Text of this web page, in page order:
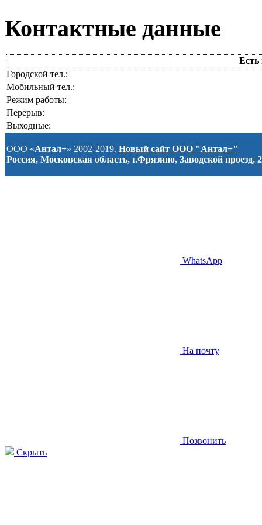
Контактные данные
Есть
Городской тел.:
Мобильный тел.:
Режим работы:
Перерыв:
Выходные:
ООО «Антал+» 2002-2019. Новый сайт ООО "Антал+"
Россия, Московская область, г.Фрязино, Заводской проезд, 2
WhatsApp
На почту
Позвонить
Скрыть